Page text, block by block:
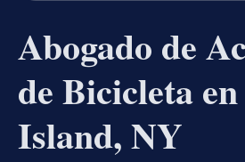
Abogado de
de Bicicleta
Island, NY